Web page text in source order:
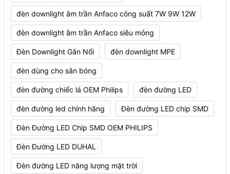
đèn downlight âm trần Anfaco công suất 7W 9W 12W
đèn downlight âm trần Anfaco siêu mỏng
Đèn Downlight Gắn Nổi đèn downlight MPE
đèn dùng cho sân bóng
đèn đường chiếc lá OEM Philips đèn đường LED
đèn đường led chính hãng Đèn đường LED chip SMD
Đèn Đường LED Chip SMD OEM PHILIPS
Đèn Đường LED DUHAL
Đèn đường LED năng lượng mặt trời